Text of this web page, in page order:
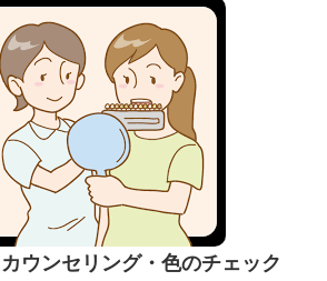
ウンセリング・色のチェック